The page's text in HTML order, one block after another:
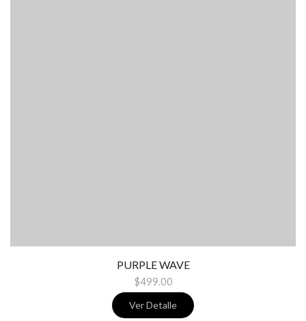
PURPLE WAVE
$499.00
Ver Detalle